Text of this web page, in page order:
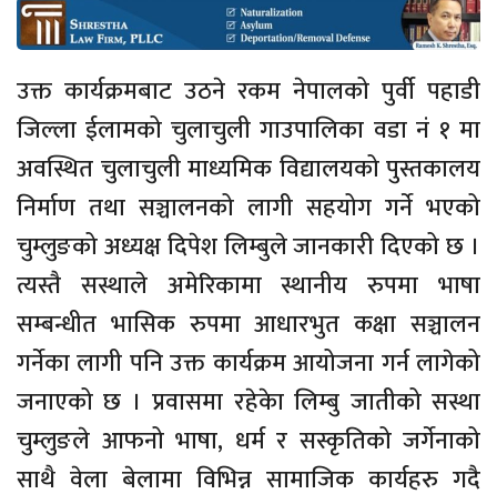
उक्त कार्यक्रमबाट उठने रकम नेपालको पुर्वी पहाडी
जिल्ला ईलामको चुलाचुली गाउपालिका वडा नं १ मा
अवस्थित चुलाचुली माध्यमिक विद्यालयको पुस्तकालय
निर्माण तथा सञ्चालनको लागी सहयोग गर्ने भएको
चुम्लुङको अध्यक्ष दिपेश लिम्बुले जानकारी दिएको छ ।
त्यस्तै सस्थाले अमेरिकामा स्थानीय रुपमा भाषा
सम्बन्धीत भासिक रुपमा आधारभुत कक्षा सञ्चालन
गर्नेका लागी पनि उक्त कार्यक्रम आयोजना गर्न लागेको
जनाएको छ । प्रवासमा रहेकेा लिम्बु जातीको सस्था
चुम्लुङले आफनो भाषा, धर्म र सस्कृतिको जर्गेनाको
साथै वेला बेलामा विभिन्न सामाजिक कार्यहरु गदै